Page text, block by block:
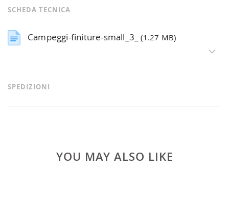
SCHEDA TECNICA
Campeggi-finiture-small_3_(1.27 MB)
SPEDIZIONI
YOU MAY ALSO LIKE